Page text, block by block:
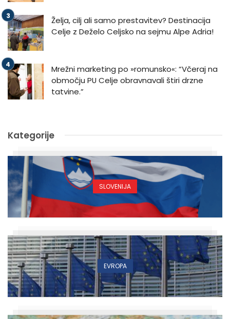
Želja, cilj ali samo prestavitev? Destinacija
Celje z Deželo Celjsko na sejmu Alpe Adria!
Mrežni marketing po »romunsko«: “Včeraj na
območju PU Celje obravnavali štiri drzne
tatvine.”
Kategorije
SLOVENIJA
EVROPA